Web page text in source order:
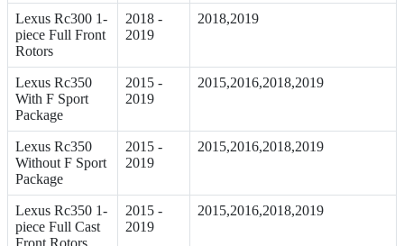
Lexus Rc300 1-
piece Full Front
Rotors
2018 -
2019
2018,2019
Lexus Rc350
With F Sport
Package
2015 -
2019
2015,2016,2018,2019
Lexus Rc350
Without F Sport
Package
2015 -
2019
2015,2016,2018,2019
Lexus Rc350 1-
piece Full Cast
Front Rotors
2015 -
2019
2015,2016,2018,2019